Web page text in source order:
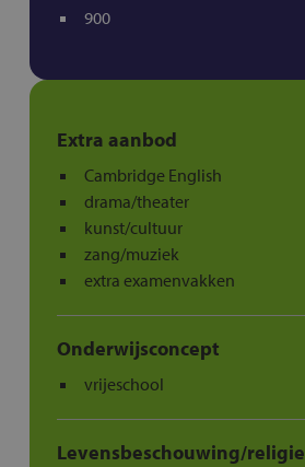
900
Extra aanbod
Cambridge English
drama/theater
kunst/cultuur
zang/muziek
extra examenvakken
Onderwijsconcept
vrijeschool
Levensbeschouwing/religie